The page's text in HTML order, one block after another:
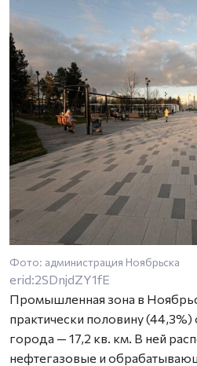
Фото: администрация Ноябрьска
erid:2SDnjdZY1fE
Промышленная зона в
практически половину (44,3%)
города — 17,2 кв. км. В ней
нефтегазовые и